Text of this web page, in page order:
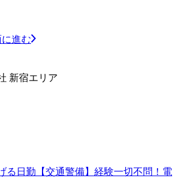
進む
新宿エリア
る日勤【交通警備】経験一切不問！電